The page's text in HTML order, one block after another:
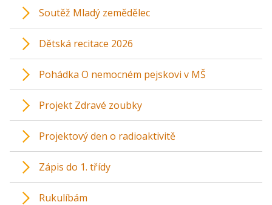
Soutěž Mladý zemědělec
Dětská recitace 2026
Pohádka O nemocném pejskovi v MŠ
Projekt Zdravé zoubky
Projektový den o radioaktivitě
Zápis do 1. třídy
Rukulíbám